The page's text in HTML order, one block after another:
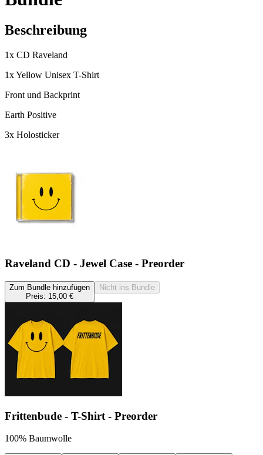
Beschreibung
1x CD Raveland
1x Yellow Unisex T-Shirt
Front und Backprint
Earth Positive
3x Holosticker
Raveland CD - Jewel Case - Preorder
Zum Bundle hinzufügen
Preis: 15,00 €
Nicht ins Bundle
Frittenbude - T-Shirt - Preorder
100% Baumwolle